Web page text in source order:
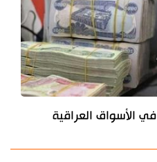
الأسواق العراقية